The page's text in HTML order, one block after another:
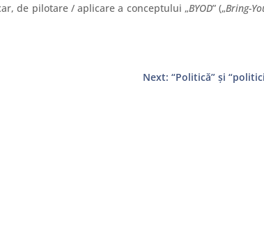
de pilotare / aplicare a conceptului „BYOD” („Bring-
Next: “Politică” şi